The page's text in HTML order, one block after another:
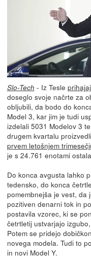
Slo-Tech - Iz Tesle
doseglo svoje načrte za
obljubili, da bodo do
Model 3, kar jim je tudi
izdelali 5031 Modelov 3
drugem kvartalu
prvem letošnjem
je s 24.761 enotami
Do konca avgusta lahko
tedensko, do konca
pomembnejša je vest, da
pozitiven denarni tok in
postavila vzorec, ki se
četrtletij ustvarjajo
Potem se pridejo
novega modela. Tudi to
in novi Model Y.